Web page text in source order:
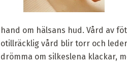
hand om hälsans hud. Vård av
otillräcklig vård blir torr och
drömma om silkeslena klackar,